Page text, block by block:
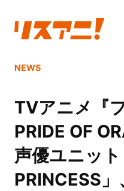
NEWS
TVアニメ『
PRIDE OF
声優ユニッ
PRINCESS